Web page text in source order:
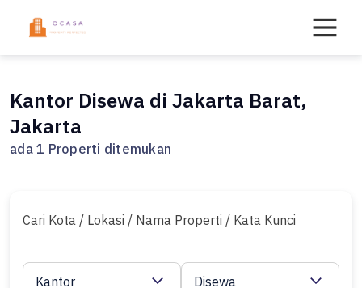
Kantor Disewa di Jakarta Barat,
Jakarta
ada 1 Properti ditemukan
Cari Kota / Lokasi / Nama Properti / Kata Kunci
Kantor Disewa